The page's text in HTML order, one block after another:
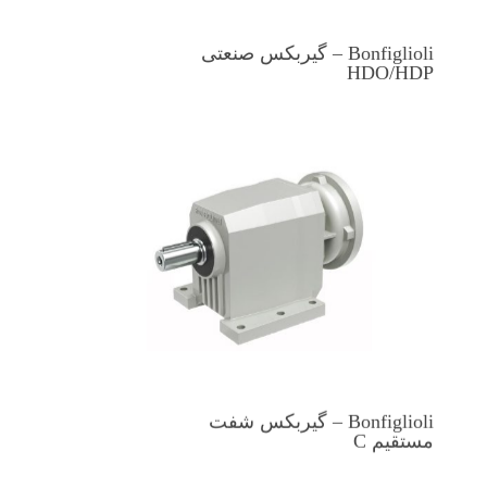
Bonfiglioli – گیربکس صنعتی
HDO/HDP
Bonfiglioli – گیربکس شفت
مستقیم C